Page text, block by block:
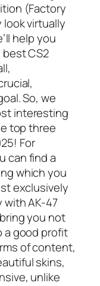
(Factory
virtually
help you
CS2
So, we
interesting
top three
For
can find a
which you
exclusively
with AK-47
you not
a good profit
of content,
skins,
unlike